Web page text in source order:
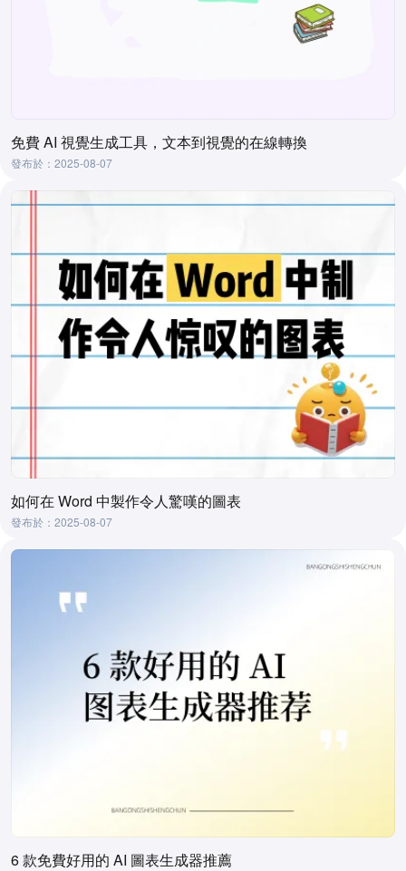
免費 AI 視覺生成工具，文本到視覺的在線轉換
發布於：2025-08-07
如何在 Word 中製作令人驚嘆的圖表
發布於：2025-08-07
6 款免費好用的 AI 圖表生成器推薦